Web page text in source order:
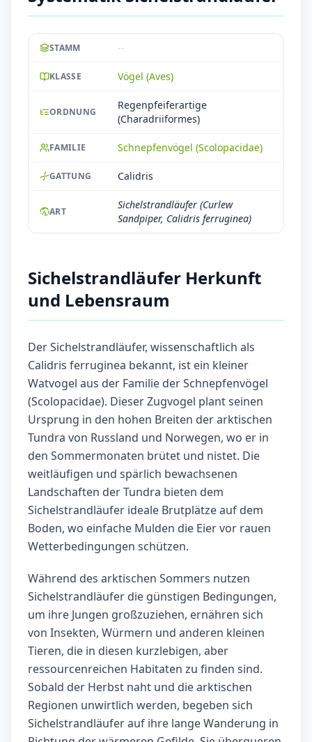
STAMM --
KLASSE Vögel (Aves)
ORDNUNG
Regenpfeiferartige
(Charadriiformes)
FAMILIE Schnepfenvögel (Scolopacidae)
GATTUNG Calidris
ART
Sichelstrandläufer (Curlew
Sandpiper, Calidris ferruginea)
Sichelstrandläufer Herkunft
und Lebensraum
Der Sichelstrandläufer, wissenschaftlich als
Calidris ferruginea bekannt, ist ein kleiner
Watvogel aus der Familie der Schnepfenvögel
(Scolopacidae). Dieser Zugvogel plant seinen
Ursprung in den hohen Breiten der arktischen
Tundra von Russland und Norwegen, wo er in
den Sommermonaten brütet und nistet. Die
weitläufigen und spärlich bewachsenen
Landschaften der Tundra bieten dem
Sichelstrandläufer ideale Brutplätze auf dem
Boden, wo einfache Mulden die Eier vor rauen
Wetterbedingungen schützen.
Während des arktischen Sommers nutzen
Sichelstrandläufer die günstigen Bedingungen,
um ihre Jungen großzuziehen, ernähren sich
von Insekten, Würmern und anderen kleinen
Tieren, die in diesen kurzlebigen, aber
ressourcenreichen Habitaten zu finden sind.
Sobald der Herbst naht und die arktischen
Regionen unwirtlich werden, begeben sich
Sichelstrandläufer auf ihre lange Wanderung in